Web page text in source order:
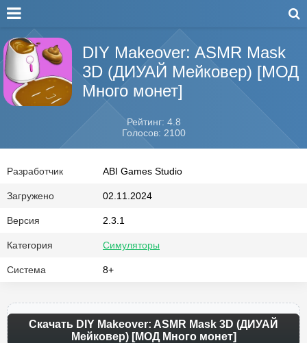
DIY Makeover: ASMR Mask
3D (ДИУАЙ Мейковер) [МОД
Много монет]
Рейтинг: 4.8
Голосов: 2100
Разработчик ABI Games Studio
Загружено 02.11.2024
Версия 2.3.1
Категория Симуляторы
Система 8+
Скачать DIY Makeover: ASMR Mask 3D (ДИУАЙ
Мейковер) [МОД Много монет]